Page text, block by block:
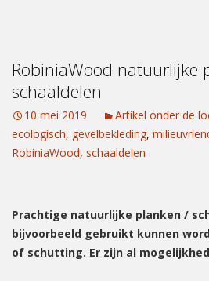
RobiniaWood natuurlijke
schaaldelen
10 mei 2019 Artikel onder de
ecologisch, gevelbekleding,
RobiniaWood, schaaldelen
Prachtige natuurlijke planken /
bijvoorbeeld gebruikt kunnen
of schutting. Er zijn al